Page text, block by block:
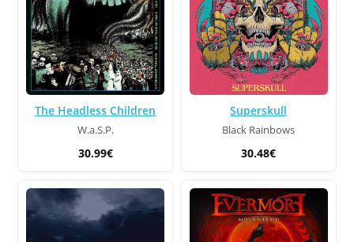
The Headless Children
W.a.S.P.
30.99€
Superskull
Black Rainbows
30.48€